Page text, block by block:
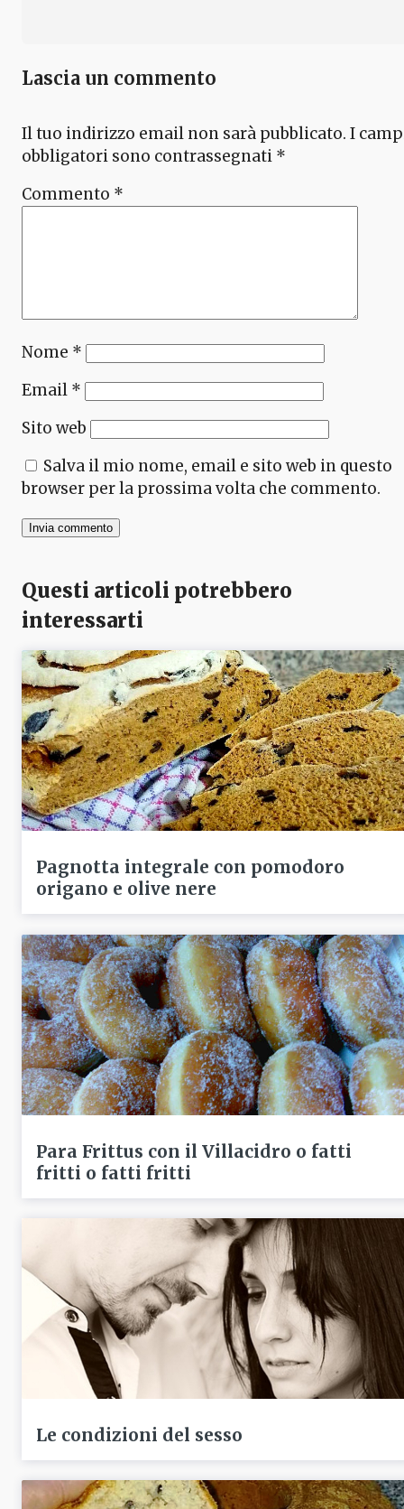
Lascia un commento
Il tuo indirizzo email non sarà pubblicato. I
obbligatori sono contrassegnati *
Commento *
Nome *
Email *
Sito web
Salva il mio nome, email e sito web in questo
browser per la prossima volta che commento.
Questi articoli potrebbero
interessarti
Pagnotta integrale con pomodoro
origano e olive nere
Para Frittus con il Villacidro o fatti
fritti o fatti fritti
Le condizioni del sesso